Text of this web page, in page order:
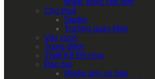
Cho thuê
Studio
Trường quay Mini
Váy cưới
Trang điểm
Thiết Kế Đồ Họa
Đào tạo
Nhiếp ảnh cơ bản